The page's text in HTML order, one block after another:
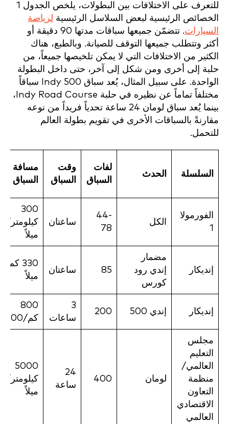
للتعرف على الاختلافات بين البطولات، يلخص الجدول 1
الخصائص الرئيسية لبعض السلاسل الرئيسية لرياضة
السيارات
. تتضمّن جميعها سباقات مدتها 90 دقيقة أو
أكثر وتتطلب جميعها التوقف للصيانة. وبالطبع، هناك
الكثير من الاختلافات التي لا يمكن تلخيصها جميعاً، من
حلبة إلى أخرى ومن شكل إلى آخر، حتى داخل البطولة
الواحدة. على سبيل المثال، يُعد سباق Indy 500 سباقاً
مختلفاً تماماً عن نظيره في حلبة Indy Road Course،
بينما يُعد سباق لومان 24 ساعة تحدياً فريداً من نوعه
مقارنةً بالسباقات الأخرى في تقويم بطولة العالم
للتحمل.
السلسلة الحدث
لفات
السباق
وقت
السباق
مسافة
السباق
الفورمولا
1
الكل
44-
78
ساعتان
300
ميلاً
إنديكار
مضمار
إندي رود
كورس
85 ساعتان
ميلاً
إنديكار إندي 500 200
3
ساعات
800
كم/500 ميل
مجلس
التعليم
العالمي/
منظمة
التعاون
الاقتصادي
العالمي
لومان 400
24
ساعة
5000
ميلاً